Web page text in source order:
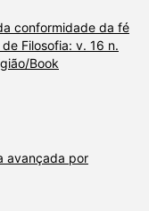
conformidade da fé
Filosofia: v. 16 n.
Book
avançada por